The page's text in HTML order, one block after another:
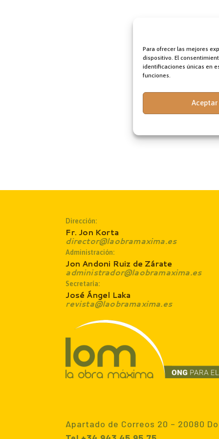
Para ofrecer las mejores
dispositivo. El
identificaciones únicas en
funciones.
Aceptar
Dirección:
Fr. Jon Korta
director@laobramaxima.es
Administración:
Jon Andoni Ruiz de Zárate
administrador@laobramaxima.es
Secretaría:
José Ángel Laka
revista@laobramaxima.es
Apartado de Correos 20 – 20080